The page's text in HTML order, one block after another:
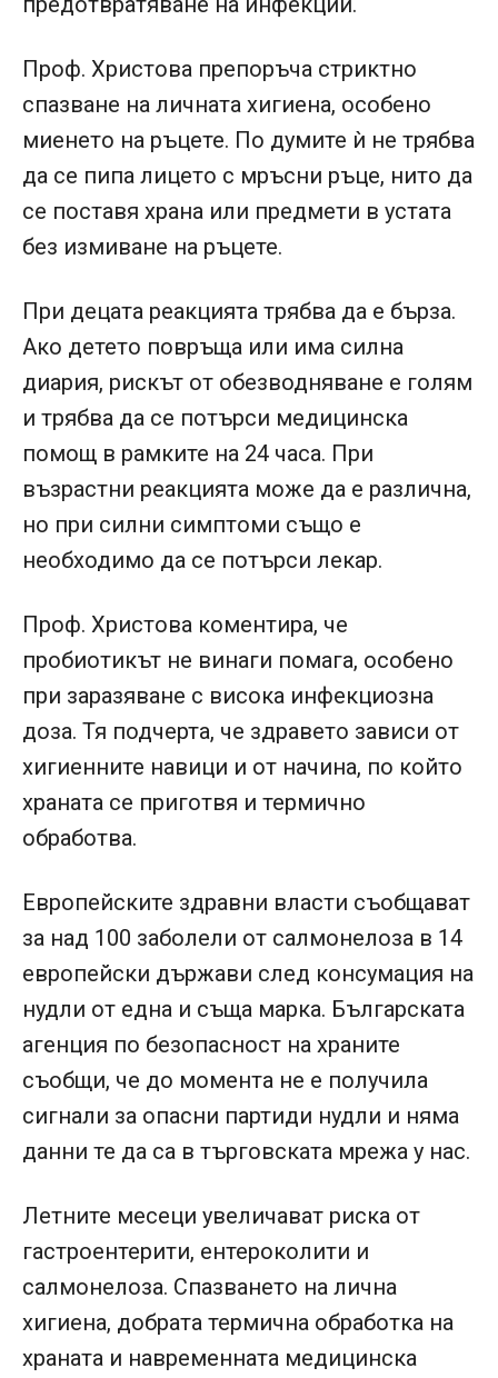
Проф. Христова препоръча стриктно
спазване на личната хигиена, особено
миенето на ръцете. По думите ѝ не трябва
да се пипа лицето с мръсни ръце, нито да
се поставя храна или предмети в устата
без измиване на ръцете.
При децата реакцията трябва да е бърза.
Ако детето повръща или има силна
диария, рискът от обезводняване е голям
и трябва да се потърси медицинска
помощ в рамките на 24 часа. При
възрастни реакцията може да е различна,
но при силни симптоми също е
необходимо да се потърси лекар.
Проф. Христова коментира, че
пробиотикът не винаги помага, особено
при заразяване с висока инфекциозна
доза. Тя подчерта, че здравето зависи от
хигиенните навици и от начина, по който
храната се приготвя и термично
обработва.
Европейските здравни власти съобщават
за над 100 заболели от салмонелоза в 14
европейски държави след консумация на
нудли от една и съща марка. Българската
агенция по безопасност на храните
съобщи, че до момента не е получила
сигнали за опасни партиди нудли и няма
данни те да са в търговската мрежа у нас.
Летните месеци увеличават риска от
гастроентерити, ентероколити и
салмонелоза. Спазването на лична
хигиена, добрата термична обработка на
храната и навременната медицинска